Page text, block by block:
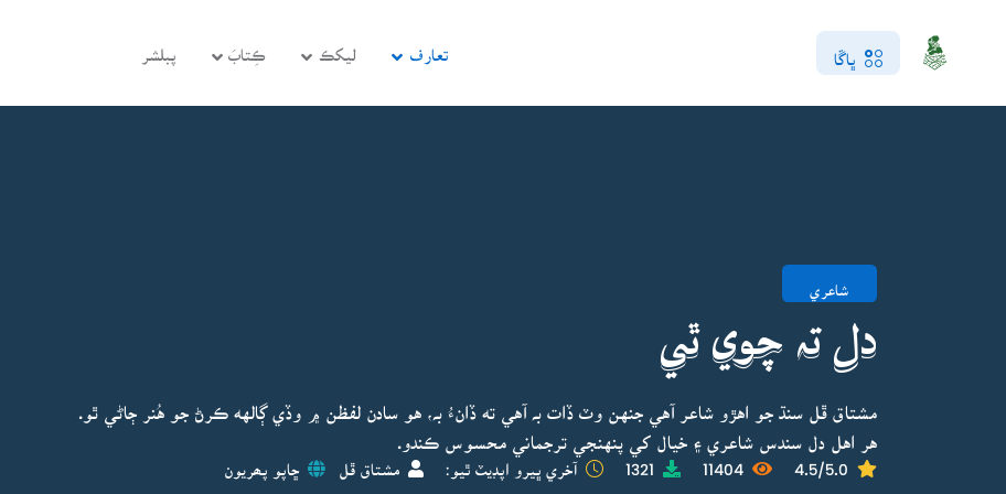
ڀاڱا تعارف ليکڪ ڪِتابَ پبلشر
شاعري
دل تہ چوي ٿي
مشتاق ڦل سنڌ جو اهڙو شاعر آهي جنهن وٽ ڏات بہ آهي ته ڏانءُ بہ، هو سادن لفظن ۾ وڏي ڳالهه ڪرڻ جو هُنر ڄاڻي ٿو.
هر اهل دل سندس شاعري ۽ خيال کي پنهنجي ترجماني محسوس ڪندو.
4.5/5.0
11404
1321 آخري ڀيرو اپڊيٽ ٿيو: مشتاق ڦل ڇاپو پھريون